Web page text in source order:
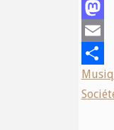
Email
Share